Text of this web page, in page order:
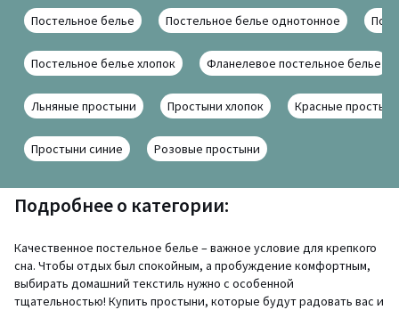
Постельное белье Постельное белье однотонное
Постельное белье хлопок Фланелевое постельное белье
Льняные простыни Простыни хлопок Красные простыни
Простыни синие Розовые простыни
Подробнее о категории:
Качественное постельное белье – важное условие для крепкого
сна. Чтобы отдых был спокойным, а пробуждение комфортным,
выбирать домашний текстиль нужно с особенной
тщательностью! Купить простыни, которые будут радовать вас и